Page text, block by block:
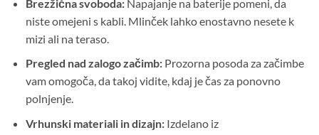
Brezžična svoboda:Napajanje na baterije pomeni, da
niste omejeni s kabli. Mlinček lahko enostavno nesete k
mizi ali na teraso.
Pregled nad zalogo začimb:Prozorna posoda za začimbe
vam omogoča, da takoj vidite, kdaj je čas za ponovno
polnjenje.
Vrhunski materiali in dizajn:Izdelano iz